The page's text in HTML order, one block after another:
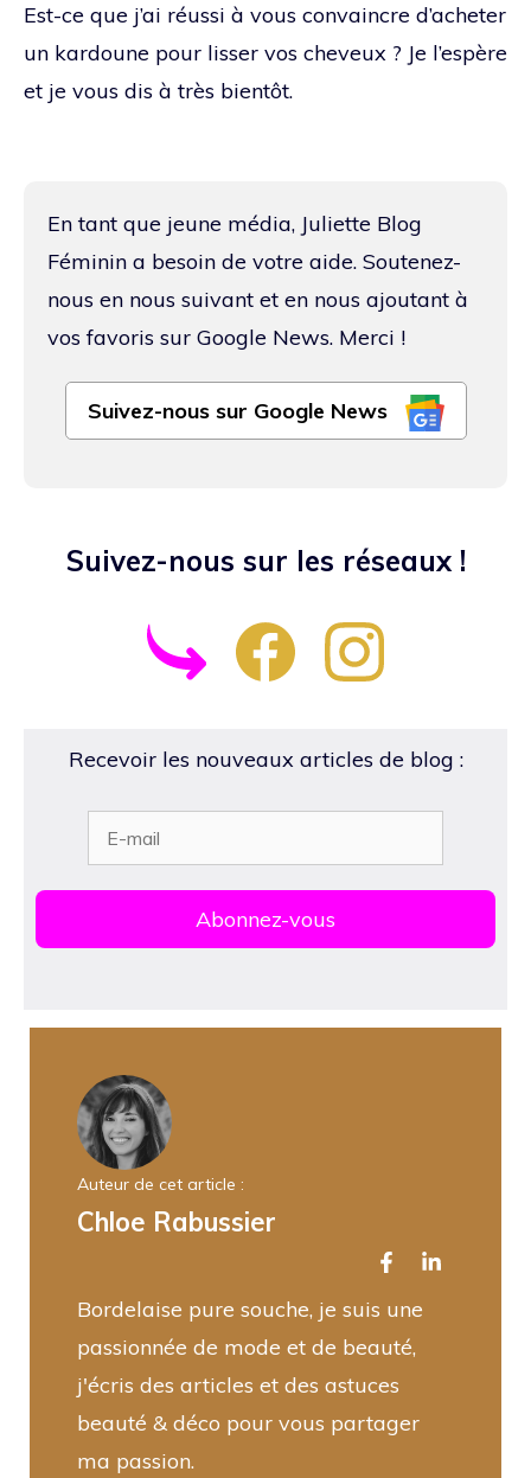
Est-ce que j’ai réussi à vous convaincre d’acheter
un kardoune pour lisser vos cheveux ? Je l’espère
et je vous dis à très bientôt.
En tant que jeune média, Juliette Blog
Féminin a besoin de votre aide. Soutenez-
nous en nous suivant et en nous ajoutant à
vos favoris sur Google News. Merci !
Suivez-nous sur Google News
Suivez-nous sur les réseaux !
Recevoir les nouveaux articles de blog :
Auteur de cet article :
Chloe Rabussier
Bordelaise pure souche, je suis une
passionnée de mode et de beauté,
j'écris des articles et des astuces
beauté & déco pour vous partager
ma passion.